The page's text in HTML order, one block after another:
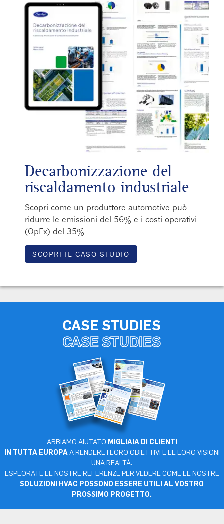
Decarbonizzazione del
riscaldamento industriale
Scopri come un produttore automotive può
ridurre le emissioni del 56% e i costi operativi
(OpEx) del 35%
SCOPRI IL CASO STUDIO
CASE STUDIES
CASE STUDIES
ABBIAMO AIUTATO MIGLIAIA DI CLIENTI
IN TUTTA EUROPAA RENDERE I LORO OBIETTIVI E LE LORO VISIONI
UNA REALTÀ.
ESPLORATE LE NOSTRE REFERENZEPER VEDERE COME LE NOSTRE
SOLUZIONI HVAC POSSONO ESSERE UTILI AL VOSTRO
PROSSIMO PROGETTO.